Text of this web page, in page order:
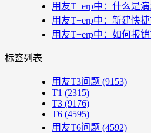
用友T+erp中：什么是演
用友T+erp中：新建快捷
用友T+erp中：如何报销
标签列表
用友T3问题 (9153)
T1 (2315)
T3 (9176)
T6 (4595)
用友T6问题 (4592)